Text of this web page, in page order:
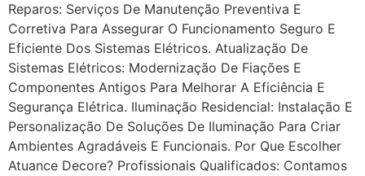
Reparos: Serviços De Manutenção Preventiva E
Corretiva Para Assegurar O Funcionamento Seguro E
Eficiente Dos Sistemas Elétricos. Atualização De
Sistemas Elétricos: Modernização De Fiações E
Componentes Antigos Para Melhorar A Eficiência E
Segurança Elétrica. Iluminação Residencial: Instalação E
Personalização De Soluções De Iluminação Para Criar
Ambientes Agradáveis E Funcionais. Por Que Escolher
Atuance Decore? Profissionais Qualificados: Contamos